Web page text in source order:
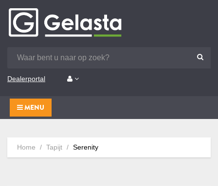
Dealerportal
MENU
Home Tapijt Serenity